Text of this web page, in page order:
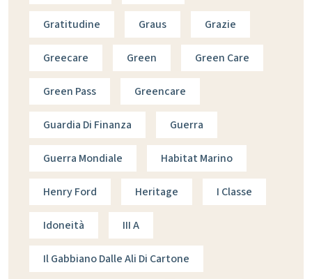
Gratitudine Graus Grazie
Greecare Green Green Care
Green Pass Greencare
Guardia Di Finanza Guerra
Guerra Mondiale Habitat Marino
Henry Ford Heritage I Classe
Idoneità III A
Il Gabbiano Dalle Ali Di Cartone